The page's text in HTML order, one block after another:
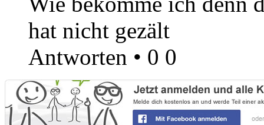
hat nicht gezält
Antworten • 0 0